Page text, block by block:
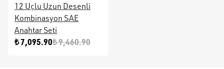
12 Uçlu Uzun Desenli
Kombinasyon SAE
Anahtar Seti
₺ 7,095.90₺ 9,460.90